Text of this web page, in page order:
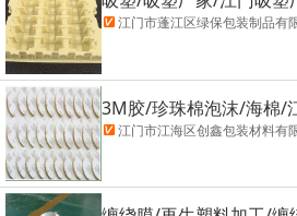
江门市蓬江区绿保包装制品有
3M胶/珍珠棉泡沫/海棉/
江门市江海区创鑫包装材料有